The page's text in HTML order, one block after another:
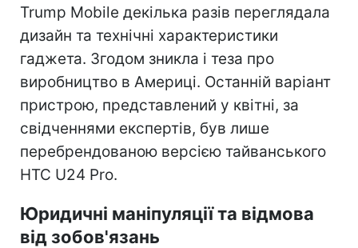
Trump Mobile декілька разів переглядала
дизайн та технічні характеристики
гаджета. Згодом зникла і теза про
виробництво в Америці. Останній варіант
пристрою, представлений у квітні, за
свідченнями експертів, був лише
перебрендованою версією тайванського
HTC U24 Pro.
Юридичні маніпуляції та відмова
від зобов'язань